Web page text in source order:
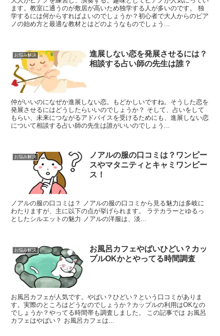
ます。教室に通うのが敷居が高いため独学する人が多いのです。 独
学するには何からすればよいのでしょうか？初心者で大人からのピア
ノの始め方と最適な教材とはどのようなものでしょう...
お悩み解決
進展しない恋を発展させるには？
相談する占い師の先生は誰？
仲がいいのになぜか進展しない恋。もどかしいですね。そうした恋を
発展させるにはどうしたらいいのでしょうか？ そして、占いをして
もらい、未来につながるアドバイスを受けるためにも、進展しない恋
について相談する占い師の先生は誰がいいのでしょう...
お悩み解決
ノアルの服の口コミは？ワンピー
スやマタニティとキャミワンピー
ス！
ノアルの服の口コミは？ ノアルの服の口コミから見る魅力は多岐に
わたりますが、主に以下の点が挙げられます。 ラテカラーとゆるっ
としたシルエットの魅力 ノアルの洋服は、淡...
お悩み解決
お風呂カフェやばいひどい？カッ
プルOKかとやってる時間調査
お風呂カフェが人気です。やばい？ひどい？という口コミがありま
す。実際のところはどうなのでしょうか？カップルの利用はOKなの
でしょうか？やってる時間帯も調査しました。 この記事では お風呂
カフェはやばい？ お風呂カフェは...